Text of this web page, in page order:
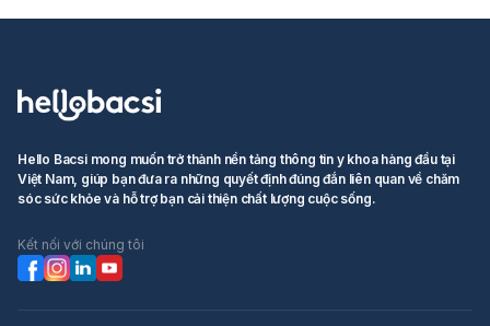
Hello Bacsi mong muốn trở thành nền tảng thông tin y khoa hàng đầu tại
Việt Nam, giúp bạn đưa ra những quyết định đúng đắn liên quan về chăm
sóc sức khỏe và hỗ trợ bạn cải thiện chất lượng cuộc sống.
Kết nối với chúng tôi